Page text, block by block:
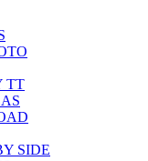
TT
SIDE